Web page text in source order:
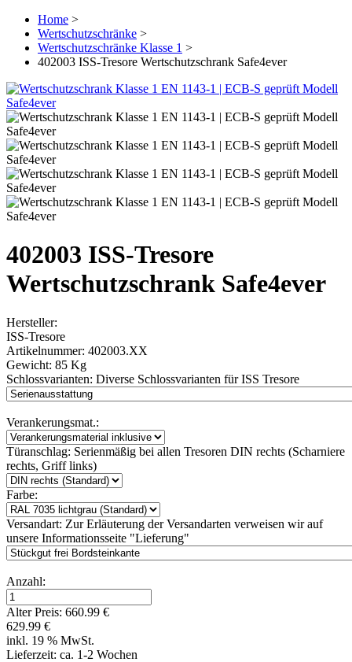
Home >
Wertschutzschränke >
Wertschutzschränke Klasse 1 >
402003 ISS-Tresore Wertschutzschrank Safe4ever
402003 ISS-Tresore
Wertschutzschrank Safe4ever
Hersteller:
ISS-Tresore
Artikelnummer: 402003.XX
Gewicht: 85 Kg
Schlossvarianten: Diverse Schlossvarianten für ISS Tresore
Verankerungsmat.:
Türanschlag: Serienmäßig bei allen Tresoren DIN rechts (Scharniere
rechts, Griff links)
Farbe:
Versandart: Zur Erläuterung der Versandarten verweisen wir auf
unsere Informationsseite "Lieferung"
Anzahl:
Alter Preis: 660.99 €
629.99 €
inkl. 19 % MwSt.
Lieferzeit: ca. 1-2 Wochen